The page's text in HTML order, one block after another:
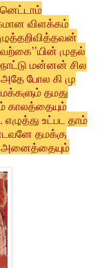
விளக்கம்
முதல்
மன்னன் சில
போல கி மு
தமது
காலத்தையும்
எழுத்து உட்பட தாம்
தமக்கு
அனைத்தையும்